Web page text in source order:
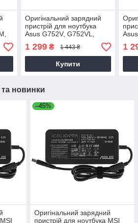
Оригінальний зарядний
пристрій для ноутбука
Asus G752V, G752VL,
G752VM, G752VT, G752VY
1 299₴ 1 443 ₴
Купити
1
та новинки
–45%
Оригінальний зарядний
пристрій для ноутбука MSI